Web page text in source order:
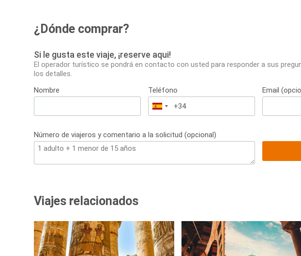
¿Dónde comprar?
Si le gusta este viaje, ¡reserve aqui!
El operador turístico se pondrá en contacto con usted para responder a sus
los detalles.
Nombre
Teléfono
España
+34
Email
Número de viajeros y comentario a la solicitud (opcional)
Viajes relacionados